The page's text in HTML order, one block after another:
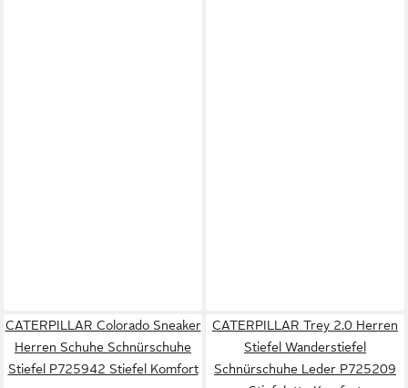
CATERPILLAR Colorado Sneaker
Herren Schuhe Schnürschuhe
Stiefel P725942 Stiefel Komfort
CATERPILLAR Trey 2.0 Herren
Stiefel Wanderstiefel
Schnürschuhe Leder P725209